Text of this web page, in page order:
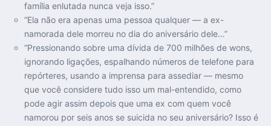
família enlutada nunca veja isso.”
“Ela não era apenas uma pessoa qualquer — a ex-
namorada dele morreu no dia do aniversário dele…”
“Pressionando sobre uma dívida de 700 milhões de wons,
ignorando ligações, espalhando números de telefone para
repórteres, usando a imprensa para assediar — mesmo
que você considere tudo isso um mal-entendido, como
pode agir assim depois que uma ex com quem você
namorou por seis anos se suicida no seu aniversário? Isso é